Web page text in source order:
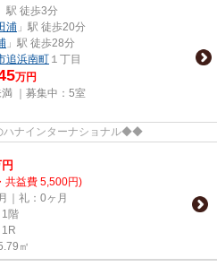
」駅 徒歩3分
浦 」駅 徒歩20分
」駅 徒歩28分
追浜南町 １丁目
万円
｜募集中： 5室
ナインターナショナル◆◆
円
共益費 5,500円)
｜礼：0ヶ月
1階
㎡